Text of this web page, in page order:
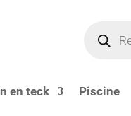
produits
en teck Piscine